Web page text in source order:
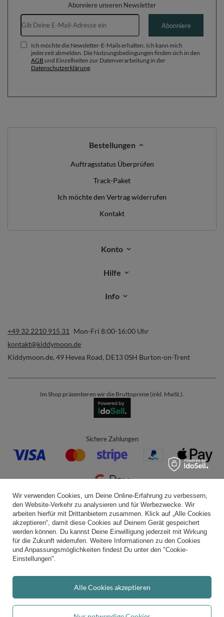
Abonniere unseren Newsletter
E-Mail-Adresse
Abonniere
Ich möchte die Newsletter-E-Mails erhalten. Ich kann mich
jederzeit abmelden. Die Nutzungsbedingungen finden sich in den
AGB und Einzelheiten zur Datenverarbeitung in der
Datenschutzerklärung
Bestellungen
Auftragsstatus Überprüfen
Track-Paket
Ich möchte den Vertrag widerrufen
Kontakt
Konto
Hilfe
Info
+49 32 2210 915 31
Mon-Fri 8:00-16:00 Uhr
kontakt@kiddymoon.de
Kiddymoon.de, 49 Hevea Road, DE13 0SH Burton-on-Trent
Im Shop präsentieren wir die Bruttopreise (inkl. MwSt.).
Sichere Zahlungen
Bequeme Lieferung
Du kannst uns vertrauen
Folge uns:
Wir verwenden Cookies, um Deine Online-Erfahrung zu verbessern,
den Website-Verkehr zu analysieren und für Werbezwecke. Wir
arbeiten hierfür mit Drittanbietern zusammen. Klick auf „Alle Cookies
akzeptieren“, damit diese Cookies auf Deinem Gerät gespeichert
werden können. Du kannst Deine Einwilligung jederzeit mit Wirkung
für die Zukunft widerrufen. Weitere Informationen zu den Cookies
und Anpassungsmöglichkeiten findest Du unter den "Cookie-
Einstellungen".
Alle Cookies akzeptieren